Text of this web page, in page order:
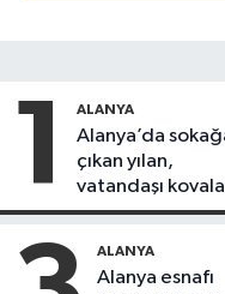
1 ALANYA
Alanya’da
çıkan yılan,
vatandaşı
ALANYA
Alanya esnafı